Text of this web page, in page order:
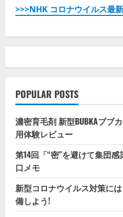
覧
く
い
>>>NHK コロナウイルス最
POPULAR POSTS
濃密育毛剤 新型BUBKAブブ
用体験レビュー
第14回「“密”を避けて集団
口メモ
新型コロナウイルス対策に
備しよう!